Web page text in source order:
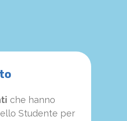
che hanno
Studente per